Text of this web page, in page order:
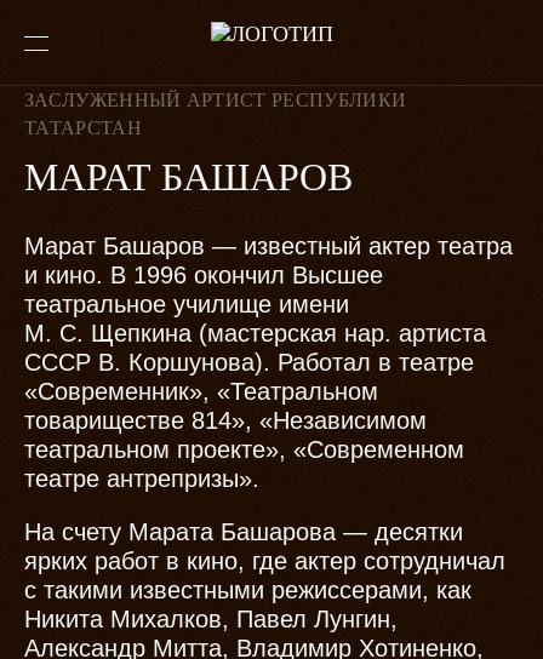
ЗАСЛУЖЕННЫЙ АРТИСТ РЕСПУБЛИКИ
ТАТАРСТАН
МАРАТ БАШАРОВ
Марат Башаров — известный актер театра
и кино. В 1996 окончил Высшее
театральное училище имени
М. С. Щепкина (мастерская нар. артиста
СССР В. Коршунова). Работал в театре
«Современник», «Театральном
товариществе 814», «Независимом
театральном проекте», «Современном
театре антрепризы».
На счету Марата Башарова — десятки
ярких работ в кино, где актер сотрудничал
с такими известными режиссерами, как
Никита Михалков, Павел Лунгин,
Александр Митта, Владимир Хотиненко,